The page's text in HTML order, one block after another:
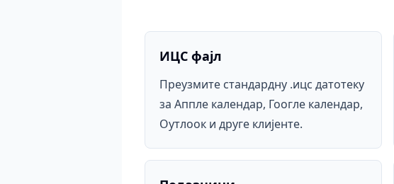
ИЦС фајл
Преузмите стандардну .ицс датотеку
за Аппле календар, Гоогле календар,
Оутлоок и друге клијенте.